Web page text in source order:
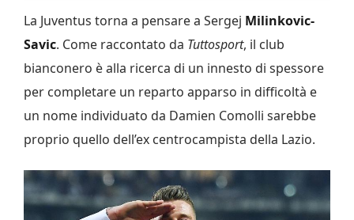
La Juventus torna a pensare a Sergej Milinkovic-
Savic. Come raccontato da Tuttosport, il club
bianconero è alla ricerca di un innesto di spessore
per completare un reparto apparso in difficoltà e
un nome individuato da Damien Comolli sarebbe
proprio quello dell’ex centrocampista della Lazio.